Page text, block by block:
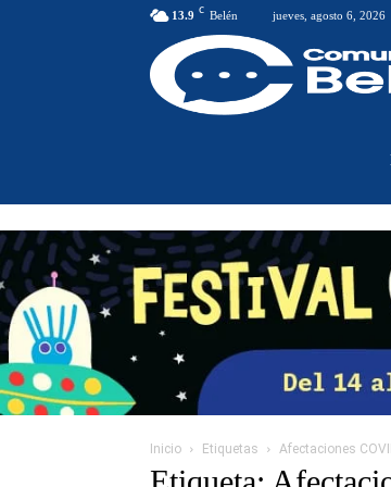
13.9 C Belén jueves, agosto 6, 2026
Inicio Etiquetas Afectaciones